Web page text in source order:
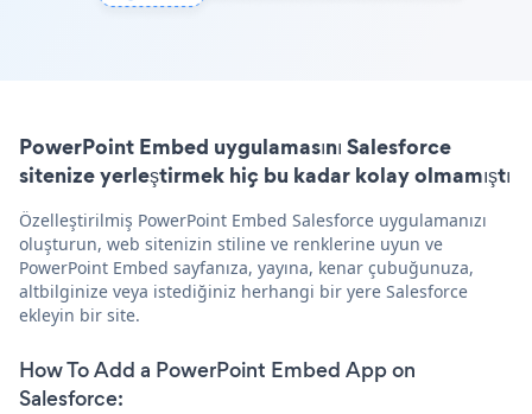
PowerPoint Embed uygulamasını Salesforce
sitenize yerleştirmek hiç bu kadar kolay olmamıştı
Özelleştirilmiş PowerPoint Embed Salesforce uygulamanızı
oluşturun, web sitenizin stiline ve renklerine uyun ve
PowerPoint Embed sayfanıza, yayına, kenar çubuğunuza,
altbilginize veya istediğiniz herhangi bir yere Salesforce
ekleyin bir site.
How To Add a PowerPoint Embed App on
Salesforce: